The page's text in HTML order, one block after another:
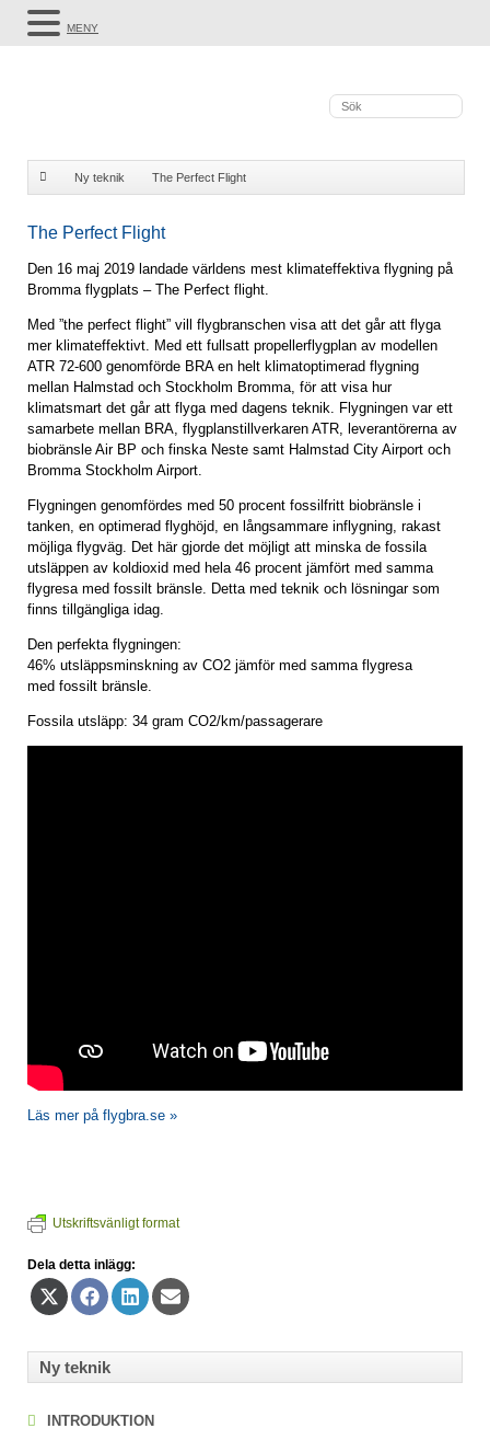
Ny teknik The Perfect Flight
The Perfect Flight
Den 16 maj 2019 landade världens mest klimateffektiva flygning på
Bromma flygplats – The Perfect flight.
Med ”the perfect flight” vill flygbranschen visa att det går att flyga
mer klimateffektivt. Med ett fullsatt propellerflygplan av modellen
ATR 72-600 genomförde BRA en helt klimatoptimerad flygning
mellan Halmstad och Stockholm Bromma, för att visa hur
klimatsmart det går att flyga med dagens teknik. Flygningen var ett
samarbete mellan BRA, flygplanstillverkaren ATR, leverantörerna av
biobränsle Air BP och finska Neste samt Halmstad City Airport och
Bromma Stockholm Airport.
Flygningen genomfördes med 50 procent fossilfritt biobränsle i
tanken, en optimerad flyghöjd, en långsammare inflygning, rakast
möjliga flygväg. Det här gjorde det möjligt att minska de fossila
utsläppen av koldioxid med hela 46 procent jämfört med samma
flygresa med fossilt bränsle. Detta med teknik och lösningar som
finns tillgängliga idag.
Den perfekta flygningen:
46% utsläppsminskning av CO2 jämför med samma flygresa
med fossilt bränsle.
Fossila utsläpp: 34 gram CO2/km/passagerare
Läs mer på flygbra.se »
Utskriftsvänligt format
Dela detta inlägg:
Dela
på
Dela
på
Dela
på
Dela
på
Ny teknik
INTRODUKTION
MENY